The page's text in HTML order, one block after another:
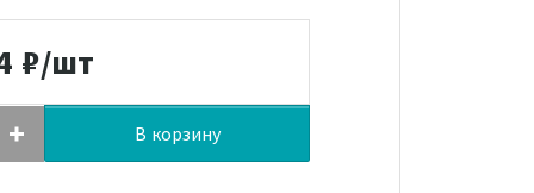
₽/шт
В корзину